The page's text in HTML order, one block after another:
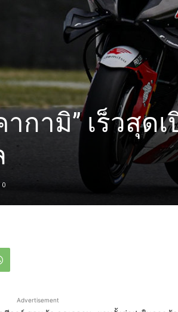
ากามิ” เร็วสุด
0
Advertisement